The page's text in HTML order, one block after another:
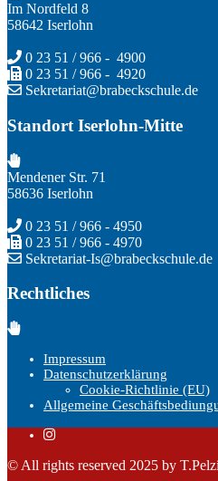
Im Nordfeld 8
58642 Iserlohn
0 23 51 / 966 - 4900
0 23 51 / 966 - 4920
Sekretariat@brabeckschule.de
Standort Iserlohn-Mitte
Mendener Str. 71
58636 Iserlohn
0 23 51 / 966 - 4950
0 23 51 / 966 - 4970
Sekretariat-Is@brabeckschule.de
Rechtliches
Impressum
Datenschutzerklärung
Cookie-Richtlinie (EU)
Allgemeine
© All rights reserved 2025 by